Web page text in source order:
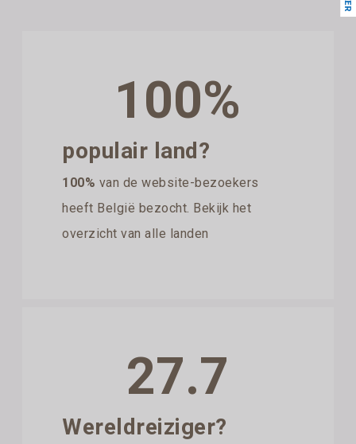
100%
populair land?
100% van de website-bezoekers
heeft België bezocht. Bekijk het
overzicht van alle landen
27.7
Wereldreiziger?